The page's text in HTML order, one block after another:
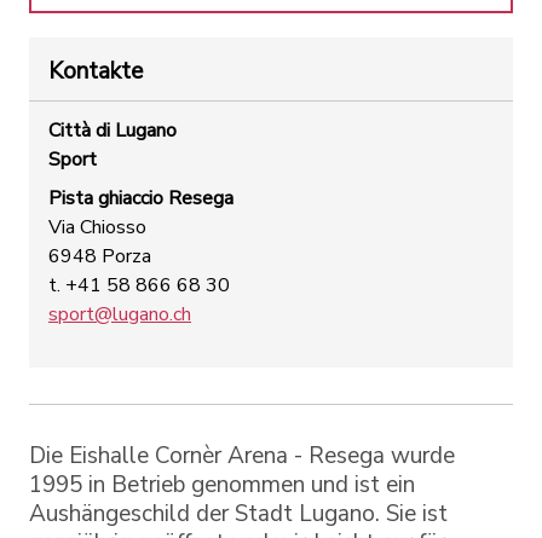
Kontakte
Città di Lugano
Sport
Pista ghiaccio Resega
Via Chiosso
6948 Porza
t. +41 58 866 68 30
sport@lugano.ch
Die Eishalle Cornèr Arena - Resega wurde
1995 in Betrieb genommen und ist ein
Aushängeschild der Stadt Lugano. Sie ist